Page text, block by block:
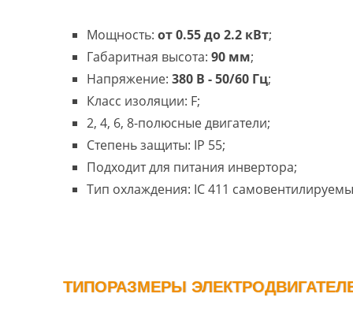
Мощность: от 0.55 до 2.2 кВт;
Габаритная высота: 90 мм;
Напряжение: 380 В - 50/60 Гц;
Класс изоляции: F;
2, 4, 6, 8-полюсные двигатели;
Степень защиты: IP 55;
Подходит для питания инвертора;
Тип охлаждения: IC 411
ТИПОРАЗМЕРЫ